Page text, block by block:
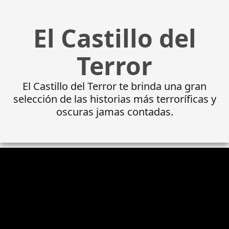
El Castillo del
Terror
El Castillo del Terror te brinda una gran
selección de las historias más terroríficas y
oscuras jamas contadas.